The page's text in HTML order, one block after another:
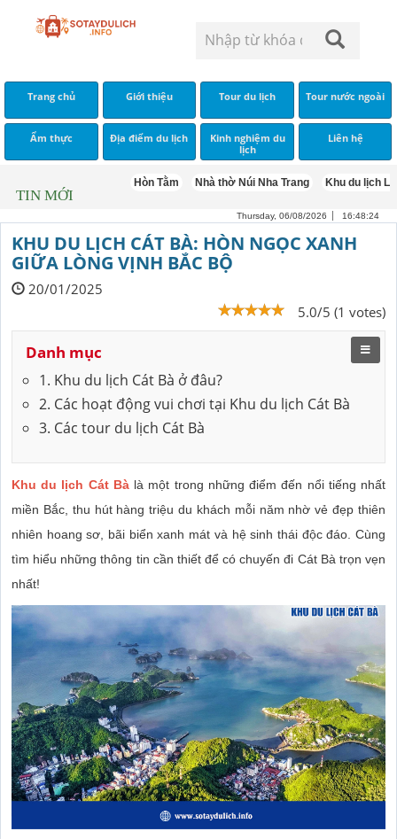
Trang chủ Giới thiệu Tour du lịch Tour nước ngoài
Ẩm thực Địa điểm du lịch
Kinh nghiệm du
lịch
Liên hệ
TIN MỚI
Hòn Tằm Nhà thờ Núi Nha Trang Khu du lịch
Thursday, 06/08/2026 16:48:25
KHU DU LỊCH CÁT BÀ: HÒN NGỌC XANH
GIỮA LÒNG VỊNH BẮC BỘ
20/01/2025
5.0/5 (1 votes)
Danh mục
1. Khu du lịch Cát Bà ở đâu?
2. Các hoạt động vui chơi tại Khu du lịch Cát Bà
3. Các tour du lịch Cát Bà
Khu du lịch Cát Bàlà một trong những điểm đến nổi tiếng nhất
miền Bắc, thu hút hàng triệu du khách mỗi năm nhờ vẻ đẹp thiên
nhiên hoang sơ, bãi biển xanh mát và hệ sinh thái độc đáo. Cùng
tìm hiểu những thông tin cần thiết để có chuyến đi Cát Bà trọn vẹn
nhất!